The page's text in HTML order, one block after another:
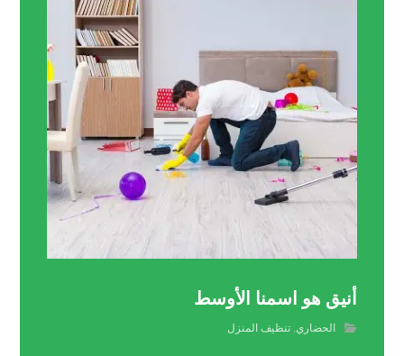
أنيق هو اسمنا الأوسط
الحضاري ,تنظيف المنزل